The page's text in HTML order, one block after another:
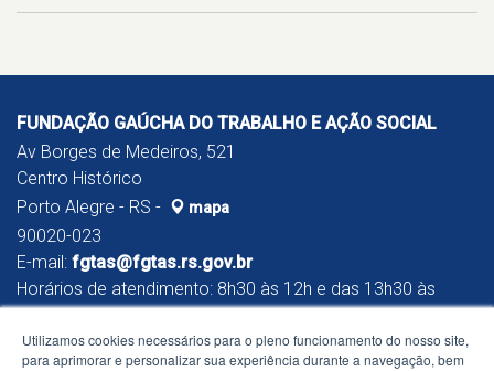
FUNDAÇÃO GAÚCHA DO TRABALHO E AÇÃO SOCIAL
Av Borges de Medeiros, 521
Centro Histórico
Porto Alegre - RS -
mapa
90020-023
E-mail: fgtas@fgtas.rs.gov.br
Horários de atendimento: 8h30 às 12h e das 13h30 às
17h
Utilizamos cookies necessários para o pleno funcionamento do nosso site,
para aprimorar e personalizar sua experiência durante a navegação, bem